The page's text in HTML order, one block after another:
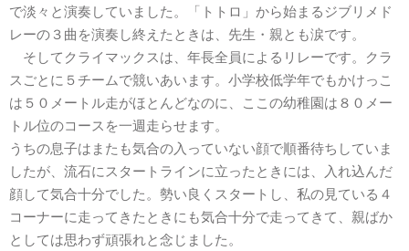
で淡々と演奏していました。「トトロ」から始まるジブリメド
レーの３曲を演奏し終えたときは、先生・親とも涙です。
そしてクライマックスは、年長全員によるリレーです。クラ
スごとに５チームで競いあいます。小学校低学年でもかけっこ
は５０メートル走がほとんどなのに、ここの幼稚園は８０メー
トル位のコースを一週走らせます。
うちの息子はまたも気合の入っていない顔で順番待ちしていま
したが、流石にスタートラインに立ったときには、入れ込んだ
顔して気合十分でした。勢い良くスタートし、私の見ている４
コーナーに走ってきたときにも気合十分で走ってきて、親ばか
としては思わず頑張れと念じました。